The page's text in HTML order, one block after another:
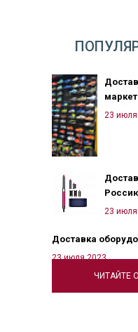
ЧИТАЙТЕ
23
23
Доставка
23 июля 2023